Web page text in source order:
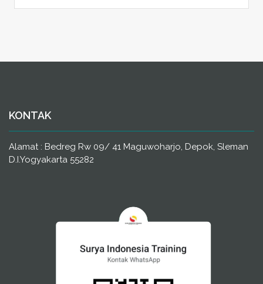
KONTAK
Alamat : Bedreg Rw 09/ 41 Maguwoharjo, Depok, Sleman
D.I.Yogyakarta 55282